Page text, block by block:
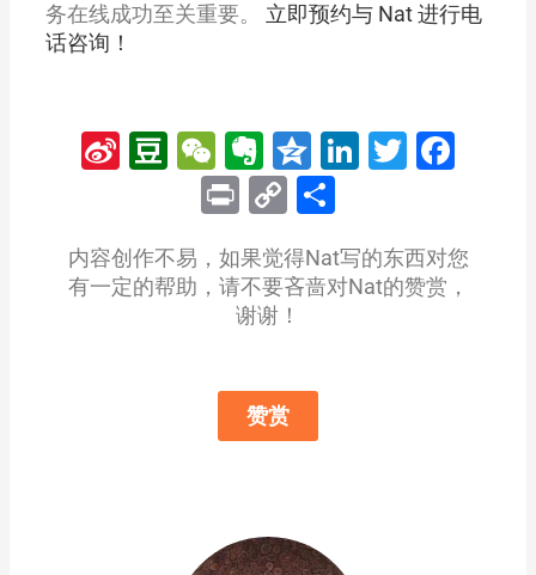
务在线成功至关重要。 立即预约与 Nat 进行电
话咨询！
Sina
Weibo
Douban
WeChat
Evernote
Qzone
LinkedIn
Twitter
PrintCopy
内容创作不易，如果觉得Nat写的东西对您
有一定的帮助，请不要吝啬对Nat的赞赏，
谢谢！
赞赏